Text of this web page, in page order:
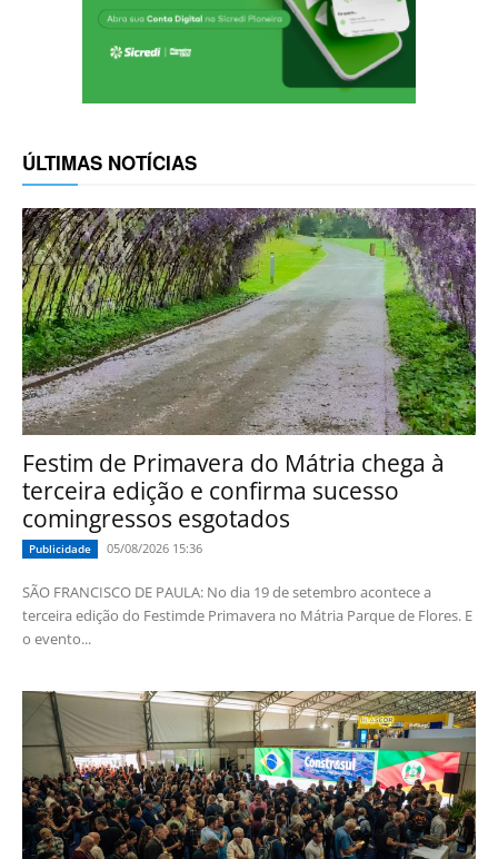
ÚLTIMAS NOTÍCIAS
Festim de Primavera do Mátria chega à
terceira edição e confirma sucesso
comingressos esgotados
Publicidade 05/08/2026 15:36
SÃO FRANCISCO DE PAULA: No dia 19 de setembro acontece a
terceira edição do Festimde Primavera no Mátria Parque de Flores. E
o evento...